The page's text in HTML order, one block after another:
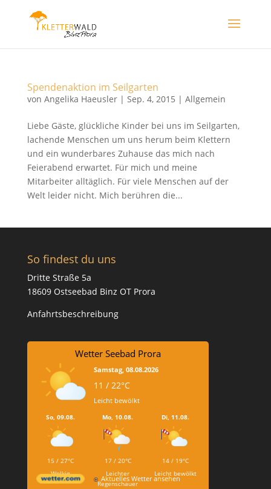
Spendenaktion im Seilgarten
von Angelika Haeusler| Sep. 4, 2015 | Allgemein
Liebe Gäste, glückliche Kinder bei uns im Seilgarten,
lachende Menschen um uns herum beim Klettern
und ein wunderbares Zuhause das mich nach
Feierabend erwartet. Für mich und meine
Mitarbeiter alltäglich. Für viele Menschen auf der
Welt leider nicht. Mich berühren die...
So findest du uns
Dritte Straße 5a
18609 Ostseebad Binz OT Prora
Anfahrtsbeschreibung
Wetter Seebad Prora
Samstag, 08.08.2026
11 / 22°C
Leicht bewölkt
So, 09.08.
15 / 27°C
Wolkig
Mo, 10.08.
17 / 20°C
Leichter
Regenschauer
Di, 11.08.
14 / 19°C
Leicht bewölkt
Aktuelles Wetter ansehen